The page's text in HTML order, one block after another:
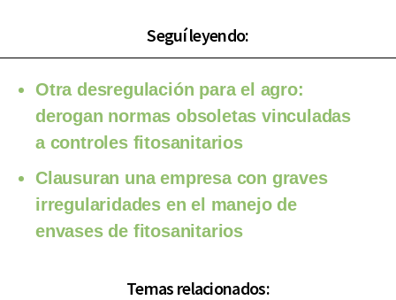
Seguí leyendo:
Otra desregulación para el agro:
derogan normas obsoletas vinculadas
a controles fitosanitarios
Clausuran una empresa con graves
irregularidades en el manejo de
envases de fitosanitarios
Temas relacionados: